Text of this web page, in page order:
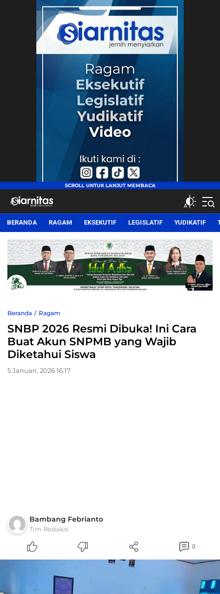
siarnitas
Jernih Menyiarkan
BERANDA RAGAM EKSEKUTIF LEGISLATIF YUDIKATIF
Beranda Ragam
SNBP 2026 Resmi Dibuka! Ini Cara
Buat Akun SNPMB yang Wajib
Diketahui Siswa
5 Januari, 2026 16:17
Bambang Febrianto
Tim Redaksi
0